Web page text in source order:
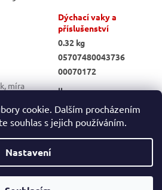
cookie. Dalším procházením
souhlas s jejich používáním.
Nastavení
Dýchací vaky a
příslušenství
0.32 kg
05707480043736
00070172
míra
lla
Vytvořil Shoptet